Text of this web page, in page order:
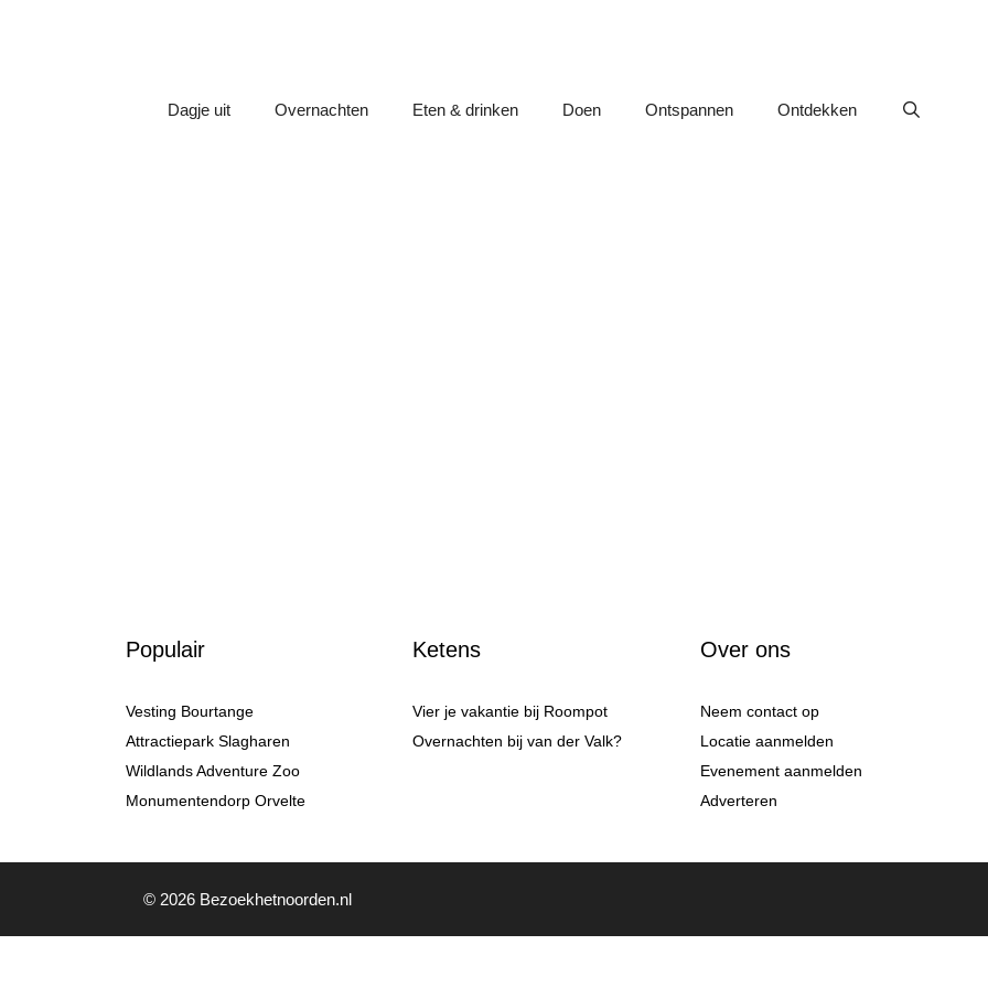
Dagje uit Overnachten Eten & drinken Doen Ontspannen Ontdekken
Populair
Vesting Bourtange
Attractiepark Slagharen
Wildlands Adventure Zoo
Monumentendorp Orvelte
Ketens
Vier je vakantie bij Roompot
Overnachten bij van der Valk?
Over ons
Neem contact op
Locatie aanmelden
Evenement aanmelden
Adverteren
© 2026 Bezoekhetnoorden.nl